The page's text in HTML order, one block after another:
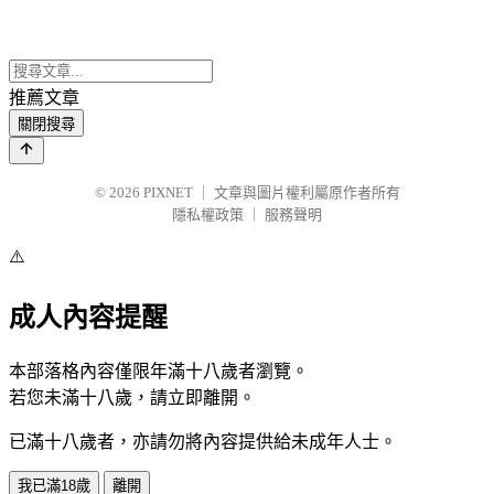
推薦文章
關閉搜尋
© 2026 PIXNET
文章與圖片權利屬原作者所有
隱私權政策
服務聲明
⚠️
成人內容提醒
本部落格內容僅限年滿十八歲者瀏覽。
若您未滿十八歲，請立即離開。
已滿十八歲者，亦請勿將內容提供給未成年人士。
我已滿18歲 離開